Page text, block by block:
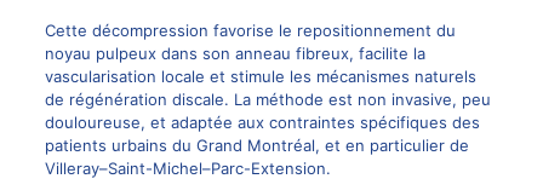
Cette décompression favorise le repositionnement du
noyau pulpeux dans son anneau fibreux, facilite la
vascularisation locale et stimule les mécanismes naturels
de régénération discale. La méthode est non invasive, peu
douloureuse, et adaptée aux contraintes spécifiques des
patients urbains du Grand Montréal, et en particulier de
Villeray–Saint-Michel–Parc-Extension.